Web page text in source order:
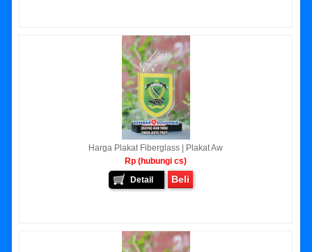
Harga Plakat Fiberglass | Plakat Aw
Rp (hubungi cs)
Detail
Beli